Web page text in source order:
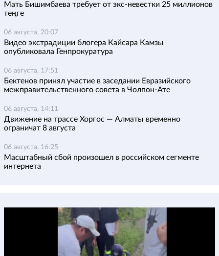
Мать Бишимбаева требует от экс-невестки 25 миллионов
теңге
06 августа, 20:07
Видео экстрадиции блогера Кайсара Камзы
опубликовала Генпрокуратура
06 августа, 17:51
Бектенов принял участие в заседании Евразийского
межправительственного совета в Чолпон-Ате
06 августа, 14:11
Движение на трассе Хоргос — Алматы временно
ограничат 8 августа
06 августа, 16:25
Масштабный сбой произошел в российском сегменте
интернета